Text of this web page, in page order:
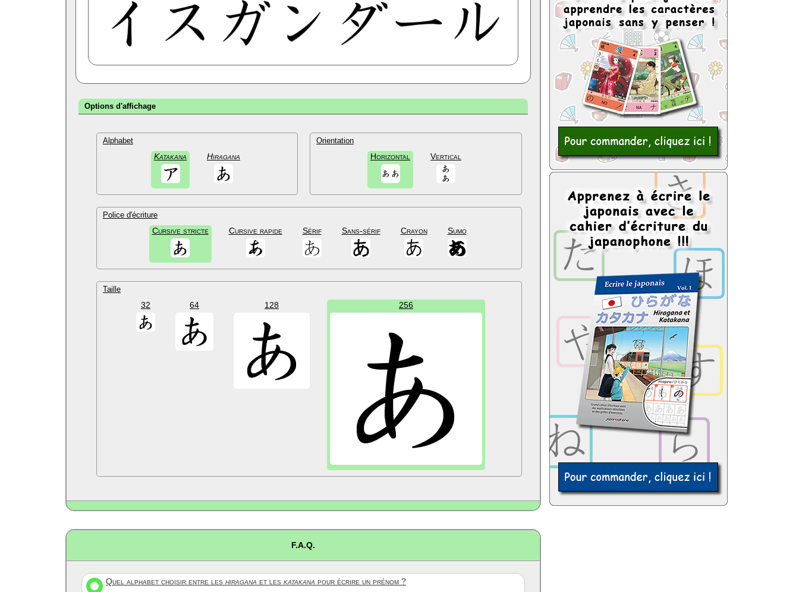
Options d'affichage
Alphabet
Katakana Hiragana
Orientation
Horizontal Vertical
Police d'écriture
Cursive stricte Cursive rapide Sérif Sans-sérif Crayon Sumo
Taille
32 64 128 256
F.A.Q.
Quel alphabet choisir entre les hiragana et les katakana pour écrire un prénom ?